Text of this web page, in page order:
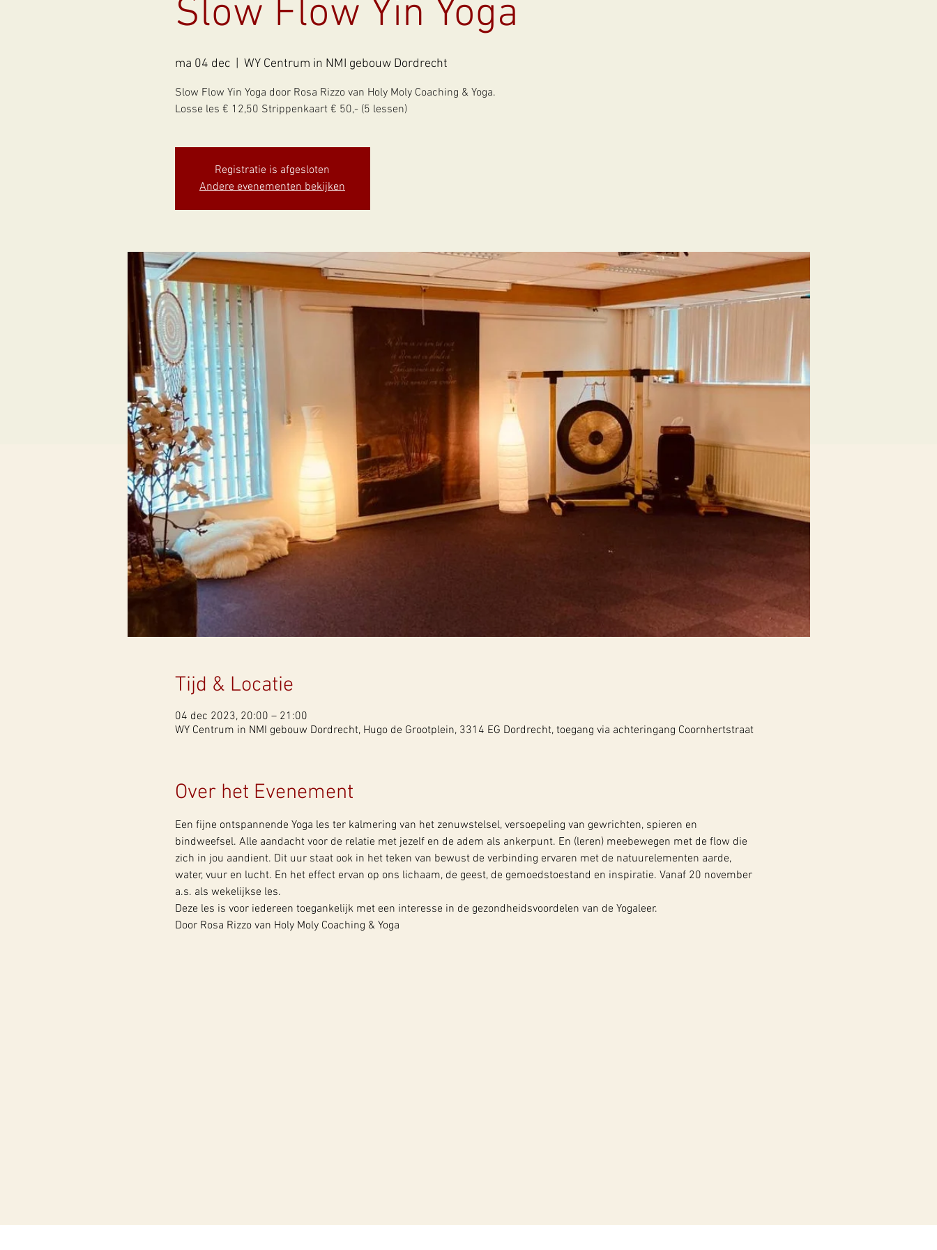
Slow Flow Yin Yoga
ma 04 dec
  |
WY Centrum in NMI gebouw Dordrecht
Slow Flow Yin Yoga door Rosa Rizzo van Holy Moly Coaching & Yoga.
Losse les € 12,50 Strippenkaart € 50,- (5 lessen)
Registratie is afgesloten
Andere evenementen bekijken
Tijd & Locatie
04 dec 2023, 20:00 – 21:00
WY Centrum in NMI gebouw Dordrecht, Hugo de Grootplein, 3314 EG Dordrecht, toegang via achteringang Coornhertstraat
Over het Evenement
Een fijne ontspannende Yoga les ter kalmering van het zenuwstelsel, versoepeling van gewrichten, spieren en
bindweefsel. Alle aandacht voor de relatie met jezelf en de adem als ankerpunt. En (leren) meebewegen met de flow die
zich in jou aandient. Dit uur staat ook in het teken van bewust de verbinding ervaren met de natuurelementen aarde,
water, vuur en lucht. En het effect ervan op ons lichaam, de geest, de gemoedstoestand en inspiratie. Vanaf 20 november
a.s. als wekelijkse les.
Deze les is voor iedereen toegankelijk met een interesse in de gezondheidsvoordelen van de Yogaleer.
Door Rosa Rizzo van Holy Moly Coaching & Yoga